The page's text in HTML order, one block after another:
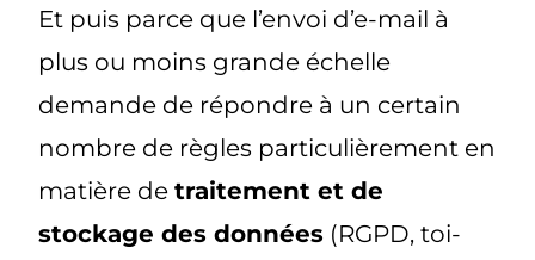
Et puis parce que l’envoi d’e-mail à
plus ou moins grande échelle
demande de répondre à un certain
nombre de règles particulièrement en
matière detraitement et de
stockage des données (RGPD, toi-